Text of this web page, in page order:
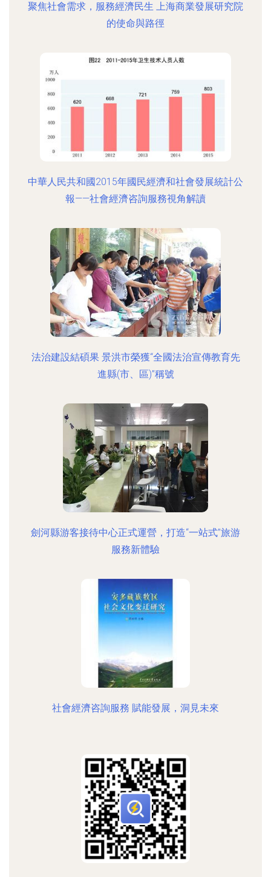
聚焦社會需求，服務經濟民生 上海商業發展研究院
的使命與路徑
中華人民共和國2015年國民經濟和社會發展統計公
報——社會經濟咨詢服務視角解讀
法治建設結碩果 景洪市榮獲“全國法治宣傳教育先
進縣(市、區)”稱號
劍河縣游客接待中心正式運營，打造“一站式”旅游
服務新體驗
社會經濟咨詢服務 賦能發展，洞見未來